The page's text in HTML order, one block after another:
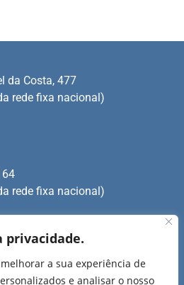
privacidade.
a sua experiência de
e analisar o nosso
rede fixa nacional)
da Costa, 477
rede fixa nacional)